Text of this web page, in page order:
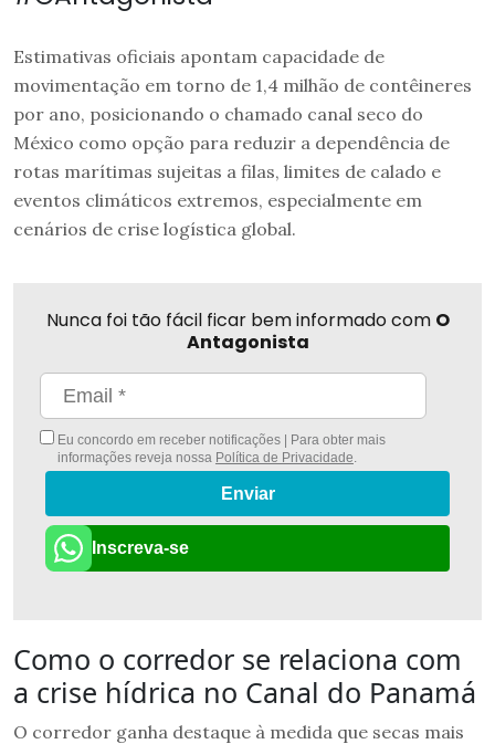
Estimativas oficiais apontam capacidade de
movimentação em torno de 1,4 milhão de contêineres
por ano, posicionando o chamado canal seco do
México como opção para reduzir a dependência de
rotas marítimas sujeitas a filas, limites de calado e
eventos climáticos extremos, especialmente em
cenários de crise logística global.
Nunca foi tão fácil ficar bem informado com O
Antagonista
Eu concordo em receber notificações | Para obter mais
informações reveja nossa Política de Privacidade.
Enviar
Inscreva-se
Como o corredor se relaciona com
a crise hídrica no Canal do Panamá
O corredor ganha destaque à medida que secas mais